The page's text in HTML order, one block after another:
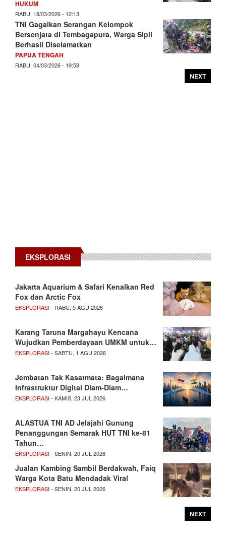
HUKUM
RABU, 18/03/2026 - 12:13
TNI Gagalkan Serangan Kelompok
Bersenjata di Tembagapura, Warga Sipil
Berhasil Diselamatkan
PAPUA TENGAH
RABU, 04/03/2026 - 19:58
NEXT
EKSPLORASI
Jakarta Aquarium & Safari Kenalkan Red
Fox dan Arctic Fox
EKSPLORASI- RABU, 5 AGU 2026
Karang Taruna Margahayu Kencana
Wujudkan Pemberdayaan UMKM untuk…
EKSPLORASI- SABTU, 1 AGU 2026
Jembatan Tak Kasatmata: Bagaimana
Infrastruktur Digital Diam-Diam…
EKSPLORASI- KAMIS, 23 JUL 2026
ALASTUA TNI AD Jelajahi Gunung
Penanggungan Semarak HUT TNI ke-81
Tahun…
EKSPLORASI- SENIN, 20 JUL 2026
Jualan Kambing Sambil Berdakwah, Faiq
Warga Kota Batu Mendadak Viral
EKSPLORASI- SENIN, 20 JUL 2026
NEXT